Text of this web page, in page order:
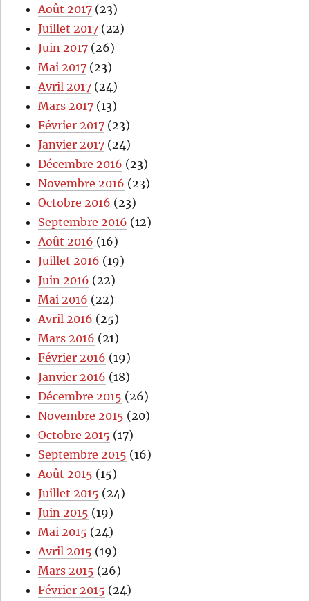
Août 2017 (23)
Juillet 2017 (22)
Juin 2017 (26)
Mai 2017 (23)
Avril 2017 (24)
Mars 2017 (13)
Février 2017 (23)
Janvier 2017 (24)
Décembre 2016 (23)
Novembre 2016 (23)
Octobre 2016 (23)
Septembre 2016 (12)
Août 2016 (16)
Juillet 2016 (19)
Juin 2016 (22)
Mai 2016 (22)
Avril 2016 (25)
Mars 2016 (21)
Février 2016 (19)
Janvier 2016 (18)
Décembre 2015 (26)
Novembre 2015 (20)
Octobre 2015 (17)
Septembre 2015 (16)
Août 2015 (15)
Juillet 2015 (24)
Juin 2015 (19)
Mai 2015 (24)
Avril 2015 (19)
Mars 2015 (26)
Février 2015 (24)